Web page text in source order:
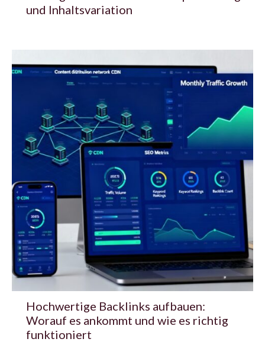
und Inhaltsvariation
Hochwertige Backlinks aufbauen:
Worauf es ankommt und wie es richtig
funktioniert